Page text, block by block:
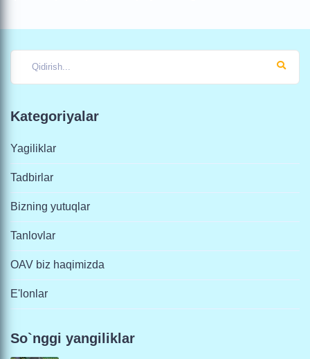
Kategoriyalar
Yagiliklar
Tadbirlar
Bizning yutuqlar
Tanlovlar
OAV biz haqimizda
E'lonlar
So`nggi yangiliklar